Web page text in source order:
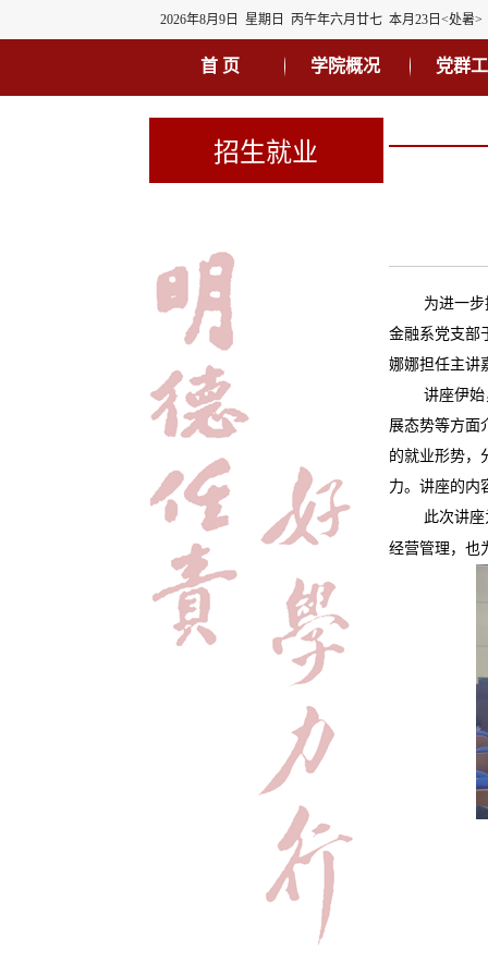
2026年8月9日 星期日 丙午年六月廿七 本月23日<处暑>
首 页 学院概况 党群
招生就业
为进一
金融系党支部
娜娜担任主讲
讲座伊
展态势等方面
的就业形势，
力。讲座的内
此次讲
经营管理，也